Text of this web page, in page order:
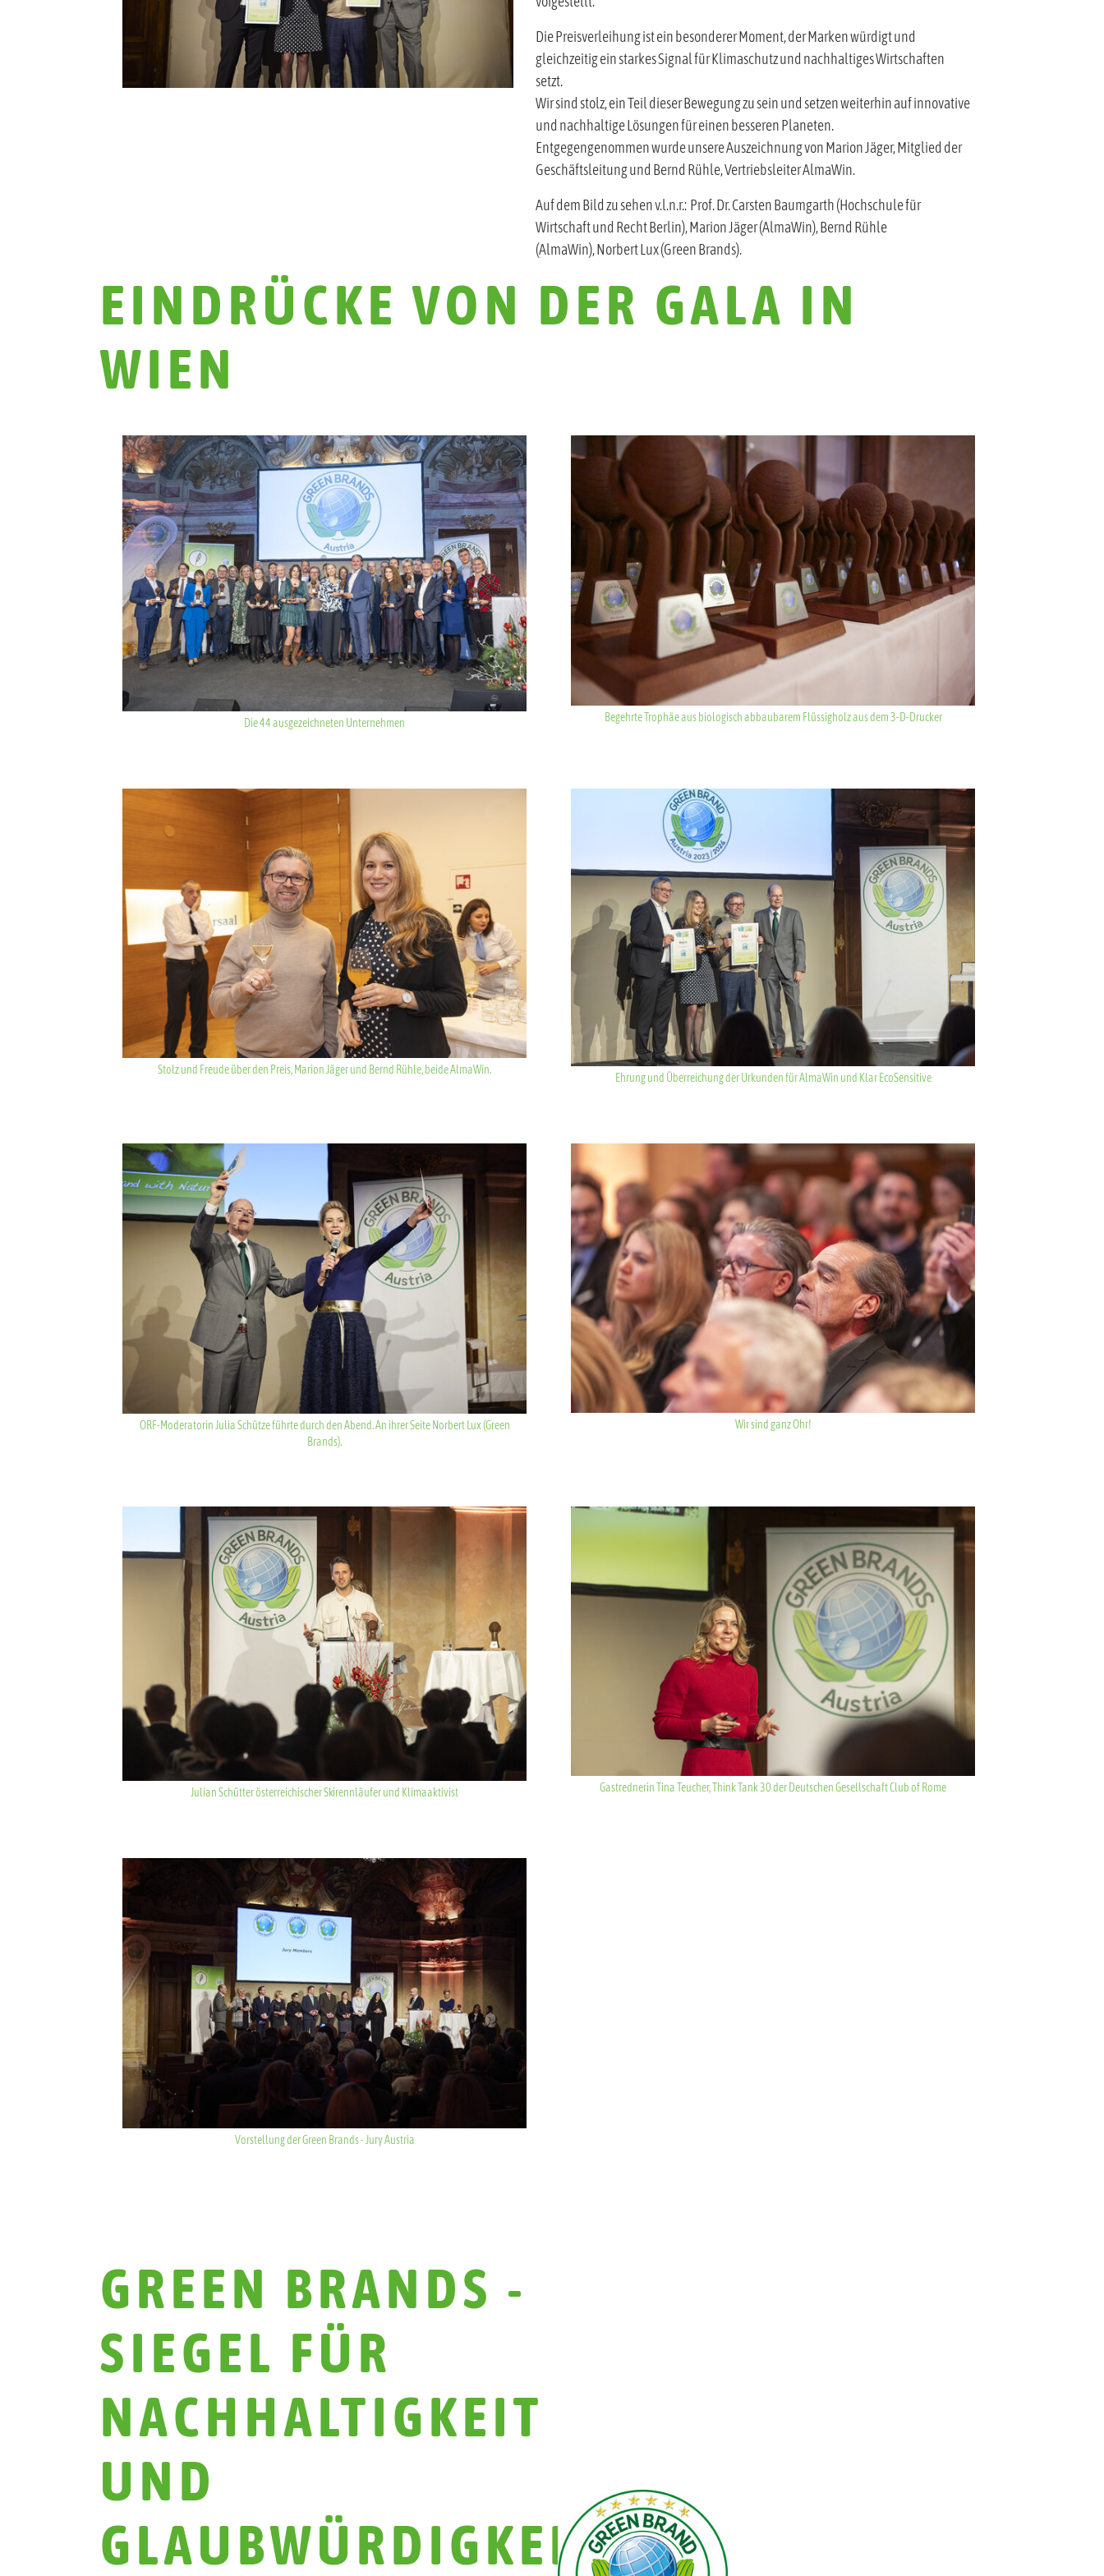
gleichzeitig ein starkes Signal für Klimaschutz und nachhaltiges Wirtschaften
setzt.
Wir sind stolz, ein Teil dieser Bewegung zu sein und setzen weiterhin auf innovative
und nachhaltige Lösungen für einen besseren Planeten.
Entgegengenommen wurde unsere Auszeichnung von Marion Jäger, Mitglied der
Geschäftsleitung und Bernd Rühle, Vertriebsleiter AlmaWin.
Auf dem Bild zu sehen v.l.n.r.: Prof. Dr. Carsten Baumgarth (Hochschule für
Wirtschaft und Recht Berlin), Marion Jäger (AlmaWin), Bernd Rühle
(AlmaWin), Norbert Lux (Green Brands).
EINDRÜCKE VON DER GALA IN
WIEN
Show larger version for:
Die 44 ausgezeichneten Unternehmen
Show larger version for:
Begehrte Trophäe aus biologisch abbaubarem Flüssigholz aus dem 3-D-Drucker
Show larger version for:
Stolz und Freude über den Preis, Marion Jäger und Bernd Rühle, beide AlmaWin.
Show larger version for:
Ehrung und Überreichung der Urkunden für AlmaWin und Klar EcoSensitive
Show larger version for:
ORF-Moderatorin Julia Schütze führte durch den Abend. An ihrer Seite Norbert Lux (Green
Brands).
Show larger version for:
Wir sind ganz Ohr!
Show larger version for:
Julian Schütter österreichischer Skirennläufer und Klimaaktivist
Show larger version for:
Gastrednerin Tina Teucher, Think Tank 30 der Deutschen Gesellschaft Club of Rome
Show larger version for:
Vorstellung der Green Brands - Jury Austria
GREEN BRANDS -
SIEGEL FÜR
NACHHALTIGKEIT
UND
GLAUBWÜRDIGKEIT